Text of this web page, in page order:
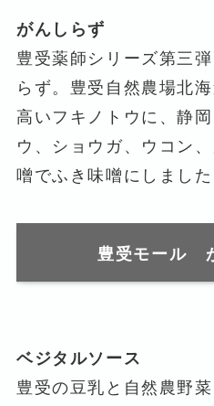
がんしらず
豊受薬師シリーズ第三
らず。豊受自然農場北
高いフキノトウに、静
ウ、ショウガ、ウコン
噌でふき味噌にしました
豊受モール
ベジタルソース
豊受の豆乳と自然農野